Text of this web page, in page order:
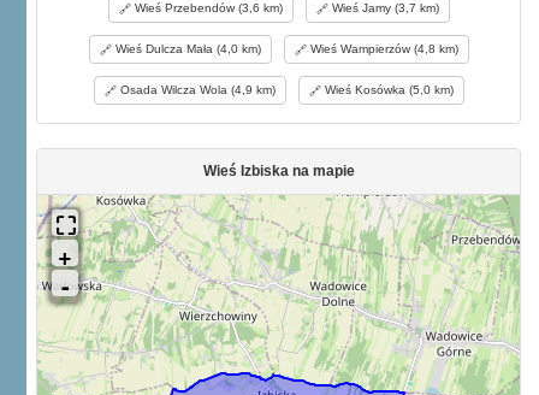
Wieś Przebendów (3,6 km) Wieś Jamy (3,7 km)
Wieś Dulcza Mała (4,0 km) Wieś Wampierzów (4,8 km)
Osada Wilcza Wola (4,9 km) Wieś Kosówka (5,0 km)
Wieś Izbiska na mapie